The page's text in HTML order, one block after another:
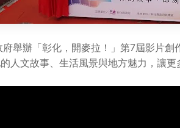
舉辦「彰化，開麥拉！」第7屆影片創
人文故事、生活風景與地方魅力，讓